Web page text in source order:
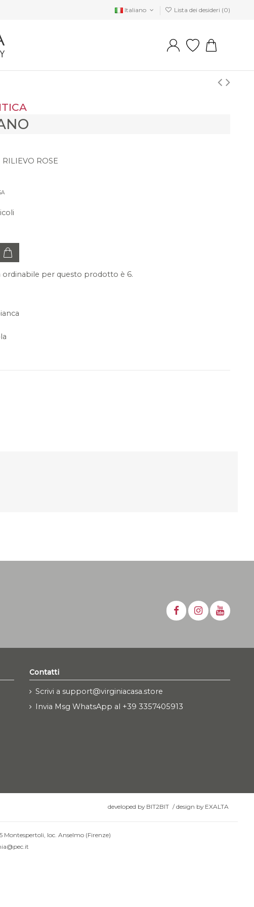
Italiano Lista dei desideri (0)
ROSE
ordinabile per questo prodotto è 6.
Contatti
Scrivi a support@virginiacasa.store
Invia Msg WhatsApp al +39 3357405913
developed by BIT2BIT /design by EXALTA
Montespertoli, loc. Anselmo (Firenze)